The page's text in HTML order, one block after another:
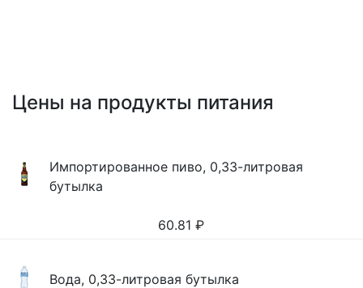
Цены на продукты питания
Импортированное пиво, 0,33-литровая
бутылка
60.81 ₽
Вода, 0,33-литровая бутылка